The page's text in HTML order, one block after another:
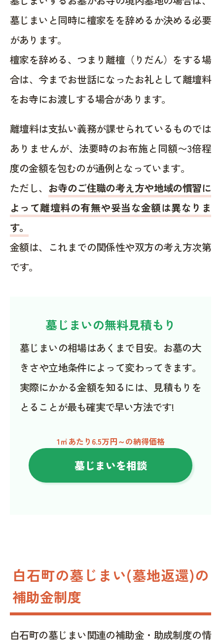
墓じまいと同時に檀家をを辞めるか決める必要
があります。
檀家を辞める、つまり離檀（りだん）をする場
合は、今までお世話になったお礼として離壇料
をお寺にお渡しする場合があります。
離壇料は支払い義務が課せられているものでは
ありませんが、法要時のお布施と同額〜3倍程
度の金額を包むのが通例となっています。
ただし、 お寺のご住職の考え方や地域の慣習に
よって離壇料の有無や妥当な金額は異なりま
す。
金額は、これまでの関係性や双方の考え方次第
です。
墓じまいの無料見積もり
墓じまいの相場はあくまで目安。お墓の大
きさや立地条件によって変わってきます。
実際にかかる金額を知るには、見積もりを
とることが最も確実で早い方法です!
1㎡あたり6.5万円～の納得価格
墓じまいを相談
白石町の墓じまい(墓地返還)の
補助金制度
白石町の墓じまい関連の補助金・助成制度の情